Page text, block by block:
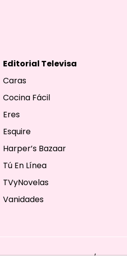
Editorial Televisa
Caras
Cocina Fácil
Eres
Esquire
Harper’s Bazaar
Tú En Línea
TVyNovelas
Vanidades
- LIFESTYLES - BEAUTY / FASHION